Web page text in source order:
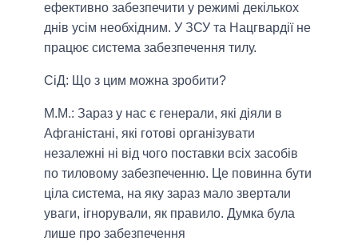
ефективно забезпечити у режимі декількох
днів усім необхідним. У ЗСУ та Нацгвардії не
працює система забезпечення тилу.
СіД: Що з цим можна зробити?
М.М.: Зараз у нас є генерали, які діяли в
Афганістані, які готові організувати
незалежні ні від чого поставки всіх засобів
по тиловому забезпеченню. Це повинна бути
ціла система, на яку зараз мало звертали
уваги, ігнорували, як правило. Думка була
лише про забезпечення